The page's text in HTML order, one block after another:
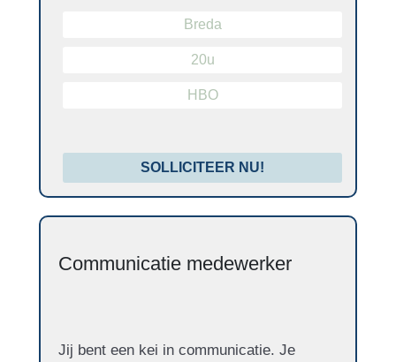
Breda
20u
HBO
SOLLICITEER NU!
Communicatie medewerker
Jij bent een kei in communicatie. Je